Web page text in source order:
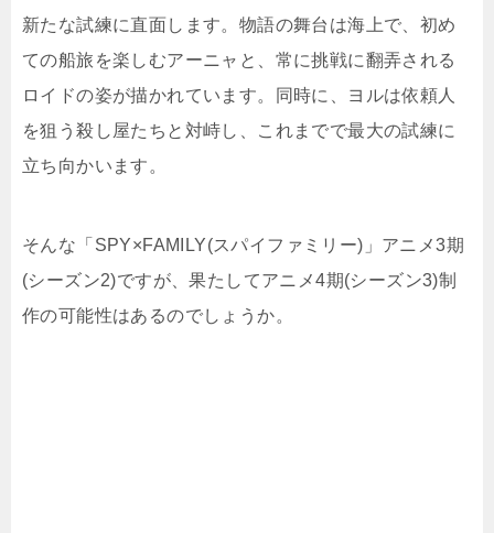
新たな試練に直面します。物語の舞台は海上で、初め
ての船旅を楽しむアーニャと、常に挑戦に翻弄される
ロイドの姿が描かれています。同時に、ヨルは依頼人
を狙う殺し屋たちと対峙し、これまでで最大の試練に
立ち向かいます。
そんな「SPY×FAMILY(スパイファミリー)」アニメ3期
(シーズン2)ですが、果たしてアニメ4期(シーズン3)制
作の可能性はあるのでしょうか。